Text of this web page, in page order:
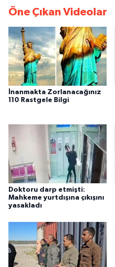
Öne Çıkan Videolar
İnanmakta Zorlanacağınız
110 Rastgele Bilgi
Doktoru darp etmişti:
Mahkeme yurtdışına çıkışını
yasakladı